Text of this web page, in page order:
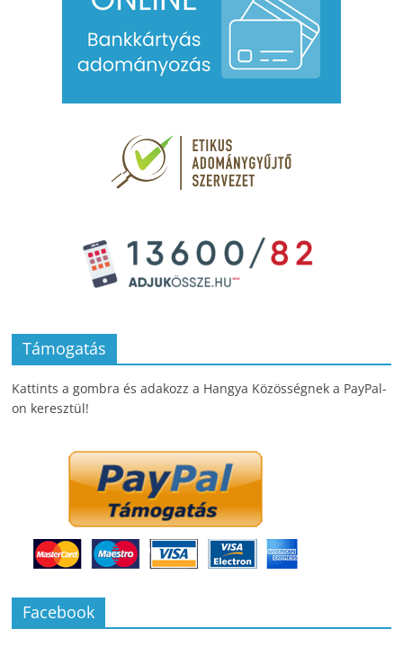
Támogatás
Kattints a gombra és adakozz a Hangya Közösségnek a PayPal-
on keresztül!
Facebook